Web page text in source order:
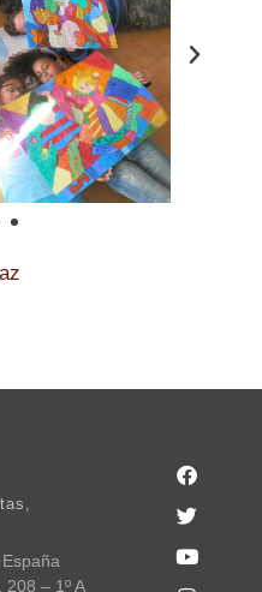
– 1º A